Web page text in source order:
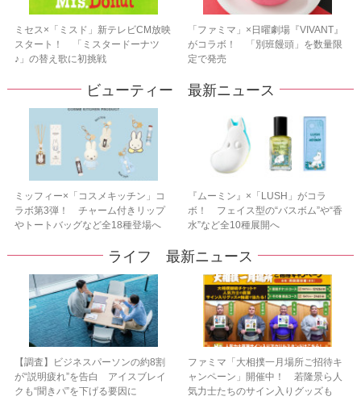
ミセス×「ミスド」新テレビCM放映
スタート！ 「ミスタードーナツ
♪」の替え歌に初挑戦
「ファミマ」×日曜劇場『VIVANT』
がコラボ！ 「別班饅頭」を数量限
定で発売
ビューティー 最新ニュース
ミッフィー×「コスメキッチン」コ
ラボ第3弾！ チャーム付きリップ
やトートバッグなど全18種登場へ
『ムーミン』×「LUSH」がコラ
ボ！ フェイス型の“バスボム”や“香
水”など全10種展開へ
ライフ 最新ニュース
【調査】ビジネスパーソンの約8割
が“説明疲れ”を告白 アイスブレイ
クも“聞きパ”を下げる要因に
ファミマ「大相撲一月場所ご招待キ
ャンペーン」開催中！ 若隆景ら人
気力士たちのサイン入りグッズも